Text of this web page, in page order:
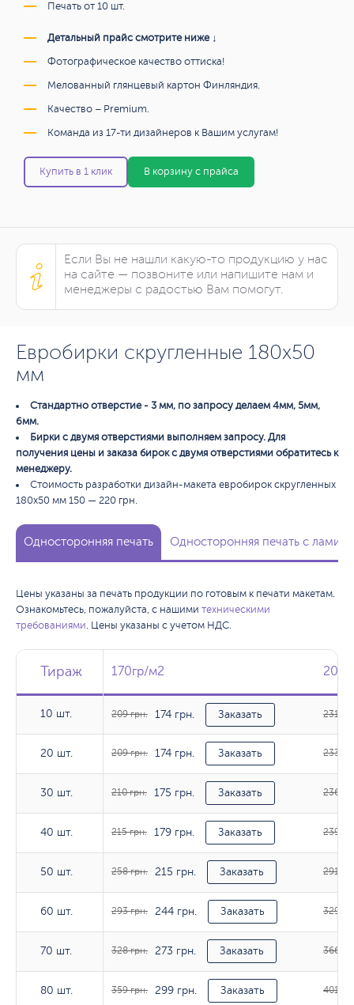
Печать от 10 шт.
Детальный прайс смотрите ниже ↓
Фотографическое качество оттиска!
Мелованный глянцевый картон Финляндия.
Качество – Premium.
Команда из 17-ти дизайнеров к Вашим услугам!
Купить в 1 клик В корзину с прайса
Если Вы не нашли какую-то продукцию у нас
на сайте — позвоните или напишите нам и
менеджеры с радостью Вам помогут.
Евробирки скругленные 180х50
мм
Стандартно отверстие - 3 мм, по запросу делаем 4мм, 5мм,
6мм.
Бирки с двумя отверстиями выполняем запросу. Для
получения цены и заказа бирок с двумя отверстиями обратитесь к
менеджеру.
Стоимость разработки дизайн-макета евробирок скругленных
180х50 мм 150 — 220 грн.
Односторонняя печать Односторонняя печать с
Цены указаны за печать продукции по готовым к печати макетам.
Ознакомьтесь, пожалуйста, с нашими техническими
требованиями. Цены указаны с учетом НДС.
Тираж
10 шт.
20 шт.
30 шт.
40 шт.
50 шт.
60 шт.
70 шт.
80 шт.
Тираж 170гр/м2
Тираж 170гр/м2
10 шт. 209 грн. 174 грн. Заказать 231
20 шт. 209 грн. 174 грн. Заказать 233
30 шт. 210 грн. 175 грн. Заказать 236
40 шт. 215 грн. 179 грн. Заказать 239
50 шт. 258 грн. 215 грн. Заказать 291
60 шт. 293 грн. 244 грн. Заказать 329
70 шт. 328 грн. 273 грн. Заказать 366
80 шт. 359 грн. 299 грн. Заказать 401